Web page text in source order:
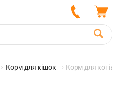
Корм для кішок Корм для котів